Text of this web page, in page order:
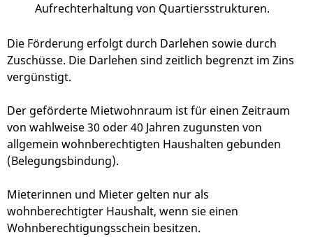
Aufrechterhaltung von Quartiersstrukturen.
Die Förderung erfolgt durch Darlehen sowie durch
Zuschüsse. Die Darlehen sind zeitlich begrenzt im Zins
vergünstigt.
Der geförderte Mietwohnraum ist für einen Zeitraum
von wahlweise 30 oder 40 Jahren zugunsten von
allgemein wohnberechtigten Haushalten gebunden
(Belegungsbindung).
Mieterinnen und Mieter gelten nur als
wohnberechtigter Haushalt, wenn sie einen
Wohnberechtigungsschein besitzen.